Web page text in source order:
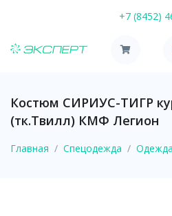
+7 (8452)
Костюм СИРИУС-ТИГР
(тк.Твилл) КМФ Легион
Главная Спецодежда